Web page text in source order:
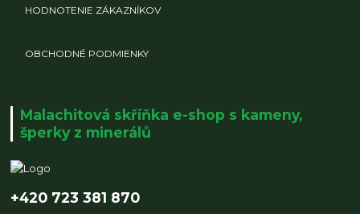
HODNOTENIE ZÁKAZNÍKOV
OBCHODNÉ PODMIENKY
Malachitová skříňka e-shop s kameny,
šperky z minerálů
+420 723 381 870